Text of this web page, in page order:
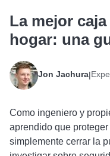
La mejor
hogar: una
Jon Jachura|
Como ingeniero y
aprendido que
simplemente cerrar la